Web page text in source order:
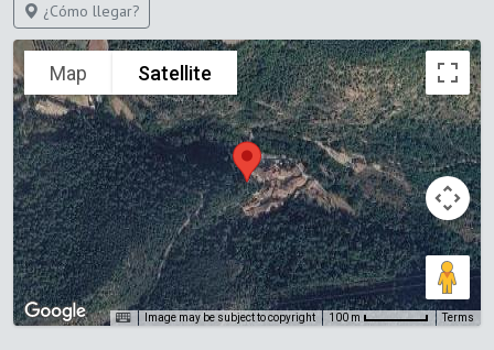
¿Cómo llegar?
Map Satellite
Image may be subject to copyright 100 m Terms